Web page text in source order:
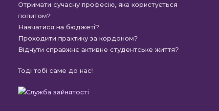
Отримати сучасну професію, яка користується
попитом?
Навчатися на бюджеті?
Проходити практику за кордоном?
Відчути справжнє активне студентське життя?
Тоді тобі саме до нас!